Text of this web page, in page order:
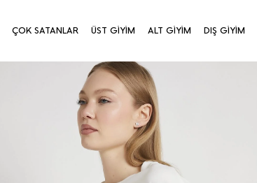
ÇOK SATANLAR ÜST GİYİM ALT GİYİM DIŞ GİYİM